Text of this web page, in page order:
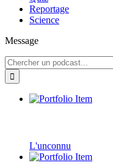
Reportage
Science
Message
L'unconnu